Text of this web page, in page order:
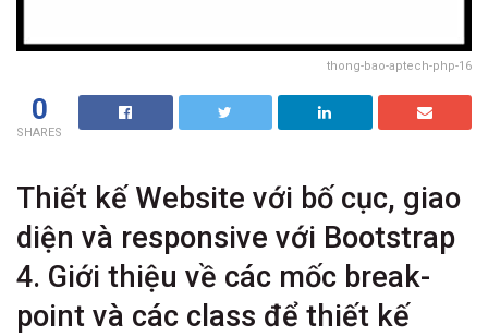
thong-bao-aptech-php-16
0
SHARES
Thiết kế Website với bố cục, giao
diện và responsive với Bootstrap
4. Giới thiệu về các mốc break-
point và các class để thiết kế